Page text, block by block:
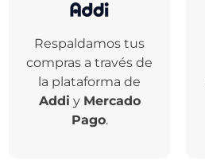
Respaldamos tus
compras a través de
la plataforma de
Addi y Mercado
Pago.